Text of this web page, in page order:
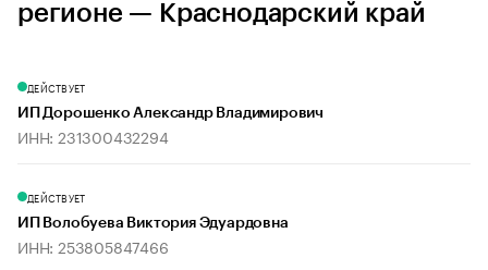
регионе — Краснодарский край
ДЕЙСТВУЕТ
ИП Дорошенко Александр Владимирович
ИНН: 231300432294
ДЕЙСТВУЕТ
ИП Волобуева Виктория Эдуардовна
ИНН: 253805847466